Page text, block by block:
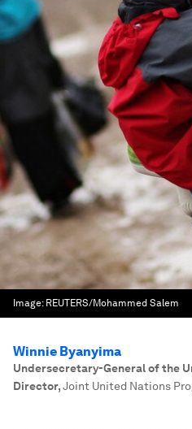
Image: REUTERS/Mohammed Salem
Winnie Byanyima
Undersecretary-General of the
Director,Joint United Nations